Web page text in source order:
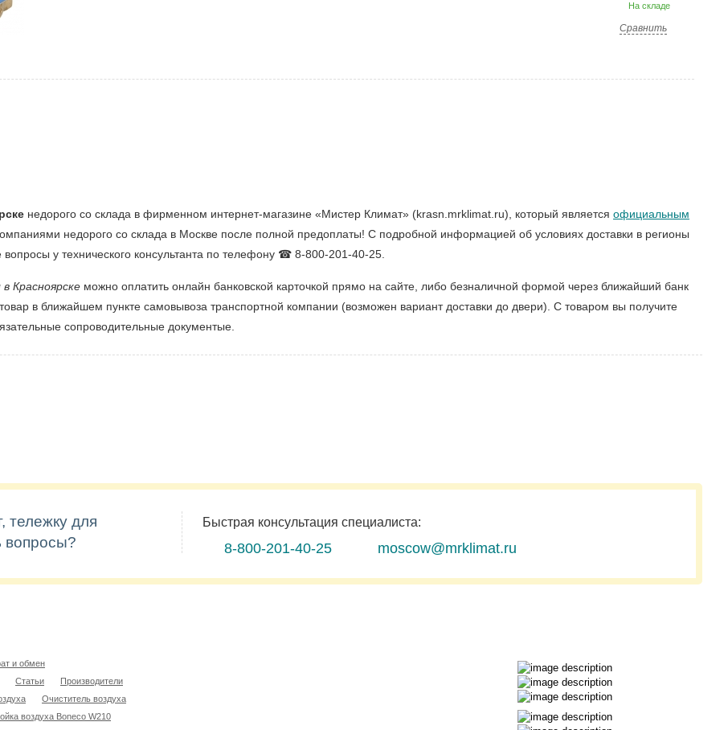
На складе
Сравнить
недорого со склада в фирменном интернет-магазине «Мистер Климат» (krasn.mrklimat.ru), который является официальным
недорого со склада в Москве после полной предоплаты! С подробной информацией об условиях доставки в регионы
вопросы у технического консультанта по телефону ☎ 8-800-201-40-25.
Красноярске можно оплатить онлайн банковской карточкой прямо на сайте, либо безналичной формой через ближайший банк
в ближайшем пункте самовывоза транспортной компании (возможен вариант доставки до двери). С товаром вы получите
сопроводительные документые.
тележку для
вопросы?
Быстрая консультация специалиста:
8-800-201-40-25 moscow@mrklimat.ru
и обмен
Статьи
Производители
Очиститель воздуха
воздуха Boneco W210